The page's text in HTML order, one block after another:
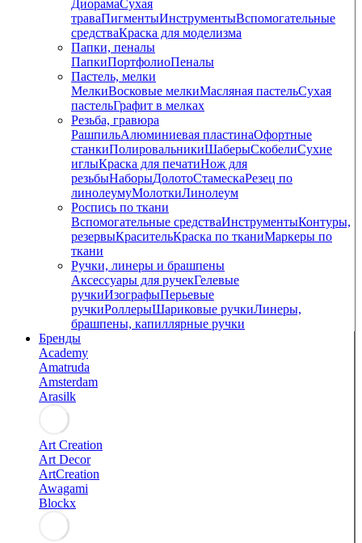
ДиорамаСухая
траваПигментыИнструментыВспомогательные
средстваКраска для моделизма
Папки, пеналы
ПапкиПортфолиоПеналы
Пастель, мелки
МелкиВосковые мелкиМасляная пастельСухая
пастельГрафит в мелках
Резьба, гравюра
РашпильАлюминиевая пластинаОфортные
станкиПолировальникиШаберыСкобелиСухие
иглыКраска для печатиНож для
резьбыНаборыДолотоСтамескаРезец по
линолеумуМолоткиЛинолеум
Роспись по ткани
Вспомогательные средстваИнструментыКонтуры,
резервыКрасительКраска по тканиМаркеры по
ткани
Ручки, линеры и брашпены
Аксессуары для ручекГелевые
ручкиИзографыПерьевые
ручкиРоллерыШариковые ручкиЛинеры,
брашпены, капиллярные ручки
Бренды
Academy
Amatruda
Amsterdam
Arasilk
Art Creation
Art Decor
ArtCreation
Awagami
Blockx